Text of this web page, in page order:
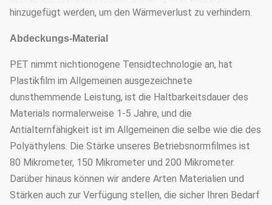
hinzugefügt werden, um den Wärmeverlust zu verhindern.
Abdeckungs-Material
PET nimmt nichtionogene Tensidtechnologie an, hat
Plastikfilm im Allgemeinen ausgezeichnete
dunsthemmende Leistung, ist die Haltbarkeitsdauer des
Materials normalerweise 1-5 Jahre, und die
Antialternfähigkeit ist im Allgemeinen die selbe wie die des
Polyäthylens. Die Stärke unseres Betriebsnormfilmes ist
80 Mikrometer, 150 Mikrometer und 200 Mikrometer.
Darüber hinaus können wir andere Arten Materialien und
Stärken auch zur Verfügung stellen, die sicher Ihren Bedarf